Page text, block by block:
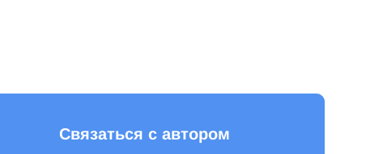
Связаться с автором